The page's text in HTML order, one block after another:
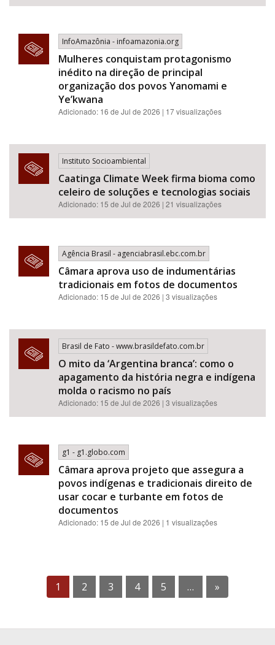
InfoAmazônia - infoamazonia.org
Mulheres conquistam protagonismo
inédito na direção de principal
organização dos povos Yanomami e
Ye’kwana
Adicionado: 16 de Jul de 2026 | 17 visualizações
Instituto Socioambiental
Caatinga Climate Week firma bioma como
celeiro de soluções e tecnologias sociais
Adicionado: 15 de Jul de 2026 | 21 visualizações
Agência Brasil - agenciabrasil.ebc.com.br
Câmara aprova uso de indumentárias
tradicionais em fotos de documentos
Adicionado: 15 de Jul de 2026 | 3 visualizações
Brasil de Fato - www.brasildefato.com.br
O mito da ‘Argentina branca’: como o
apagamento da história negra e indígena
molda o racismo no país
Adicionado: 15 de Jul de 2026 | 3 visualizações
g1 - g1.globo.com
Câmara aprova projeto que assegura a
povos indígenas e tradicionais direito de
usar cocar e turbante em fotos de
documentos
Adicionado: 15 de Jul de 2026 | 1 visualizações
1 2 3 4 5 … »